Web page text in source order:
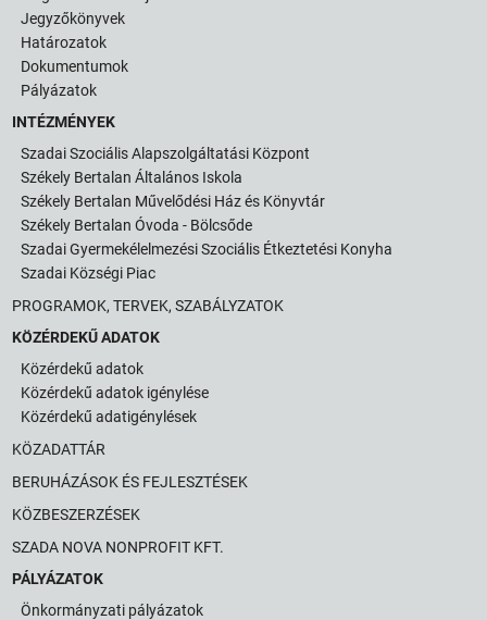
Jegyzőkönyvek
Határozatok
Dokumentumok
Pályázatok
INTÉZMÉNYEK
Szadai Szociális Alapszolgáltatási Központ
Székely Bertalan Általános Iskola
Székely Bertalan Művelődési Ház és Könyvtár
Székely Bertalan Óvoda - Bölcsőde
Szadai Gyermekélelmezési Szociális Étkeztetési Konyha
Szadai Községi Piac
PROGRAMOK, TERVEK, SZABÁLYZATOK
KÖZÉRDEKŰ ADATOK
Közérdekű adatok
Közérdekű adatok igénylése
Közérdekű adatigénylések
KÖZADATTÁR
BERUHÁZÁSOK ÉS FEJLESZTÉSEK
KÖZBESZERZÉSEK
SZADA NOVA NONPROFIT KFT.
PÁLYÁZATOK
Önkormányzati pályázatok